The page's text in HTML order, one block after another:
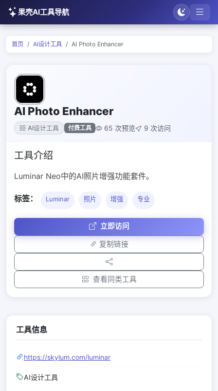
果壳AI工具导航
首页 AI设计工具 AI Photo Enhancer
AI Photo Enhancer
AI设计工具 付费工具 65 次预览 9 次访问
工具介绍
Luminar Neo中的AI照片增强功能套件。
标签： Luminar 照片 增强 专业
立即访问
复制链接
查看同类工具
工具信息
https://skylum.com/luminar
AI设计工具